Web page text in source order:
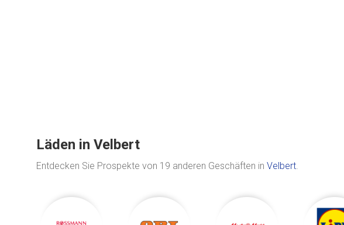
Läden in Velbert
Entdecken Sie Prospekte von 19 anderen Geschäften in Velbert.